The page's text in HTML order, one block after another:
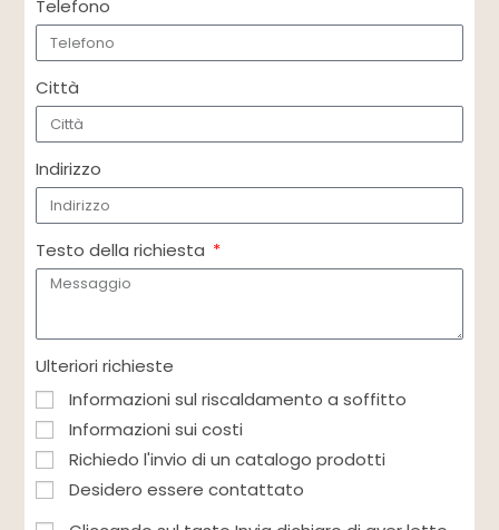
Telefono
Città
Indirizzo
Testo della richiesta
Ulteriori richieste
Informazioni sul riscaldamento a soffitto
Informazioni sui costi
Richiedo l'invio di un catalogo prodotti
Desidero essere contattato